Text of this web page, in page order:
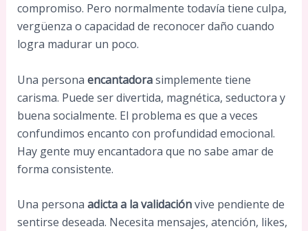
compromiso. Pero normalmente todavía tiene culpa,
vergüenza o capacidad de reconocer daño cuando
logra madurar un poco.
Una persona encantadorasimplemente tiene
carisma. Puede ser divertida, magnética, seductora y
buena socialmente. El problema es que a veces
confundimos encanto con profundidad emocional.
Hay gente muy encantadora que no sabe amar de
forma consistente.
Una persona adicta a la validaciónvive pendiente de
sentirse deseada. Necesita mensajes, atención, likes,